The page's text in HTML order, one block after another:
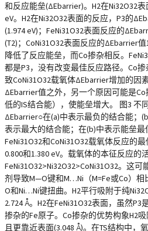
和反应能垒(ΔEbarrier)。H2在Ni32O32
eV。H2在Ni32O32表面的反应，P3的
(1.974 eV)；FeNi31O32表面反应的
(T2)；CoNi31O32表面反应的ΔEbarrier
降低了反应能垒，而Co掺杂相反。
都是P3，没有改变最佳反应路径。Co
致CoNi31O32载氧体ΔEbarrier增加的因
ΔEbarrier值之外，另一个原因可能是
低的IS结合能），使能垒增大。 图3 不
ΔEbarrier○在(a)中表示最负的结合能；
表示最大的结合能；在(b)中表示能垒最
FeNi31O32和CoNi31O32载氧体反应的
0.800和1.380 eV。载氧体的本征反应的
FeNi31O32>Ni32O32>CoNi31O32。这
剂导致M—O键和M…Ni（M=Fe或Co）
O和Ni…Ni键扭曲。H2平行吸附于纯
2.724 Å。H2在FeNi31O32表面，虽然
掺杂的Fe原子。Co掺杂的优势构象H2
且更靠近表面(3.048 Å)。在TS结构中，